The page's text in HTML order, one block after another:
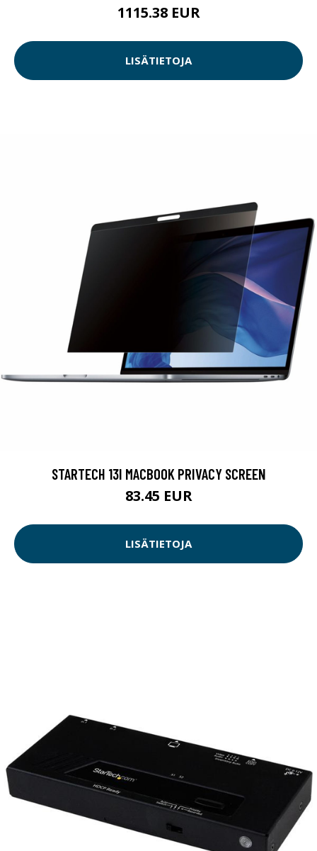
1115.38 EUR
LISÄTIETOJA
STARTECH 13I MACBOOK PRIVACY SCREEN
83.45 EUR
LISÄTIETOJA